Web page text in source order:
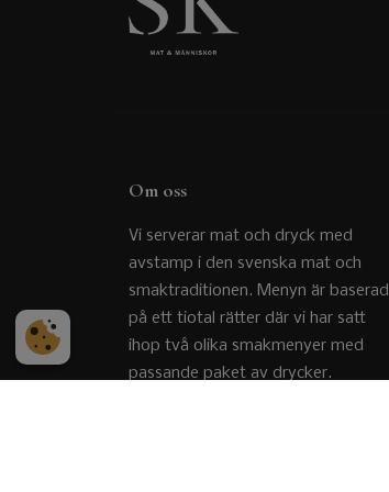
Om oss
Vi serverar mat och dryck med
avstamp i den svenska mat och
smaktraditionen. Menyn är baserad
på ett tiotal rätter där vi har satt
ihop två olika smakmenyer med
passande paket av drycker.